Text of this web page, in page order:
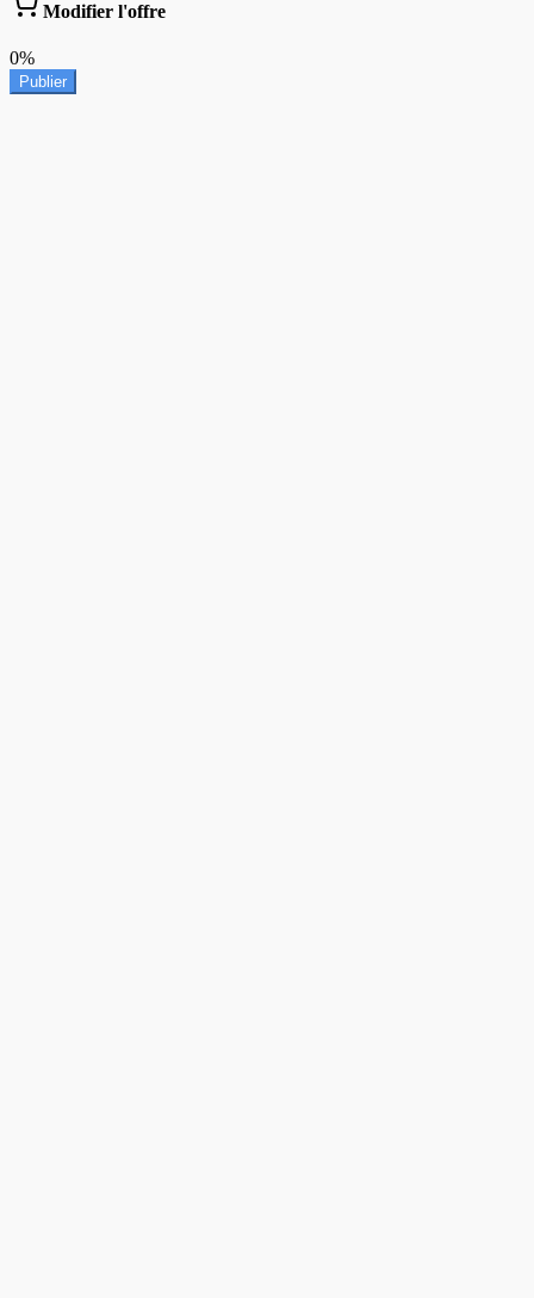
Modifier l'offre
0%
Publier